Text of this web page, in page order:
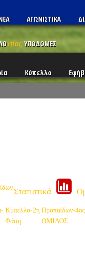
ΑΓΩΝΙΣΤΙΚΑ
ΥΠΟΔΟΜΕΣ
Κύπελλο
Στατιστικά
Κύπελλο-2η
Φάση
Προπαίδων-4ος
ΟΜΙΛΟΣ